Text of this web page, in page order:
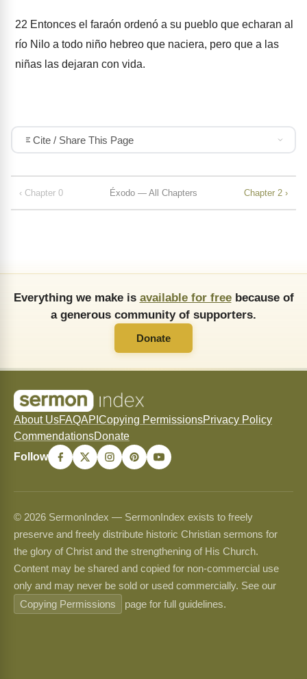
22 Entonces el faraón ordenó a su pueblo que echaran al
río Nilo a todo niño hebreo que naciera, pero que a las
niñas las dejaran con vida.
Cite / Share This Page
‹ Chapter 0 Éxodo — All Chapters Chapter 2 ›
Everything we make is available for freebecause of
a generous community of supporters.
Donate
About UsFAQAPI Copying PermissionsPrivacy Policy
CommendationsDonate
Follow
© 2026 SermonIndex — SermonIndex exists to freely
preserve and freely distribute historic Christian sermons for
the glory of Christ and the strengthening of His Church.
Content may be shared and copied for non-commercial use
only and may never be sold or used commercially. See our
Copying Permissions
page for full guidelines.